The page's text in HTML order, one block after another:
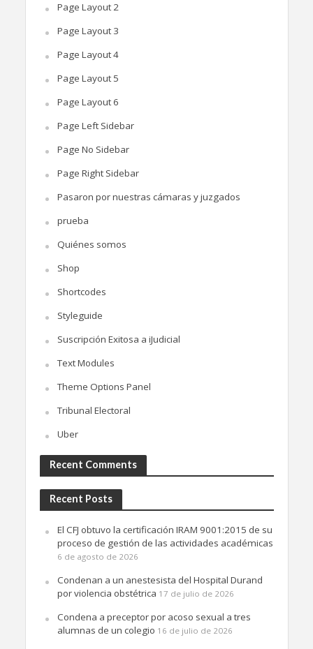
Page Layout 2
Page Layout 3
Page Layout 4
Page Layout 5
Page Layout 6
Page Left Sidebar
Page No Sidebar
Page Right Sidebar
Pasaron por nuestras cámaras y juzgados
prueba
Quiénes somos
Shop
Shortcodes
Styleguide
Suscripción Exitosa a iJudicial
Text Modules
Theme Options Panel
Tribunal Electoral
Uber
Recent Comments
Recent Posts
El CFJ obtuvo la certificación IRAM 9001:2015 de su
proceso de gestión de las actividades académicas
6 de agosto de 2026
Condenan a un anestesista del Hospital Durand
por violencia obstétrica 17 de julio de 2026
Condena a preceptor por acoso sexual a tres
alumnas de un colegio 16 de julio de 2026